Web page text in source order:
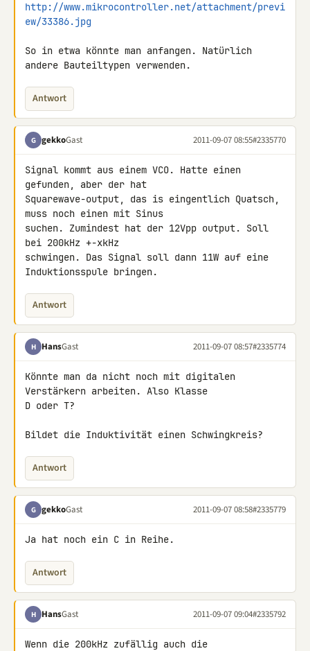
http://www.mikrocontroller.net/attachment/previ
ew/33386.jpg
So in etwa könnte man anfangen. Natürlich
andere Bauteiltypen verwenden.
Antwort
G gekkoGast 2011-09-07 08:55#2335770
Signal kommt aus einem VCO. Hatte einen
gefunden, aber der hat
Squarewave-output, das is eingentlich Quatsch,
muss noch einen mit Sinus
suchen. Zumindest hat der 12Vpp output. Soll
bei 200kHz +-xkHz
schwingen. Das Signal soll dann 11W auf eine
Induktionsspule bringen.
Antwort
H HansGast 2011-09-07 08:57#2335774
Könnte man da nicht noch mit digitalen
Verstärkern arbeiten. Also Klasse
D oder T?
Bildet die Induktivität einen Schwingkreis?
Antwort
G gekkoGast 2011-09-07 08:58#2335779
Ja hat noch ein C in Reihe.
Antwort
H HansGast 2011-09-07 09:04#2335792
Wenn die 200kHz zufällig auch die